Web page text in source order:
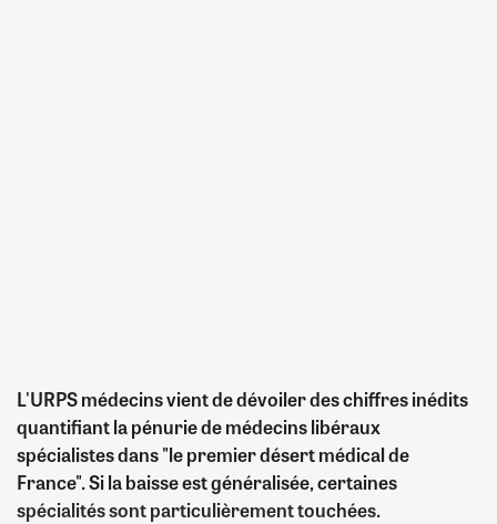
L'URPS médecins vient de dévoiler des chiffres inédits
quantifiant la pénurie de médecins libéraux
spécialistes dans "le premier désert médical de
France". Si la baisse est généralisée, certaines
spécialités sont particulièrement touchées.